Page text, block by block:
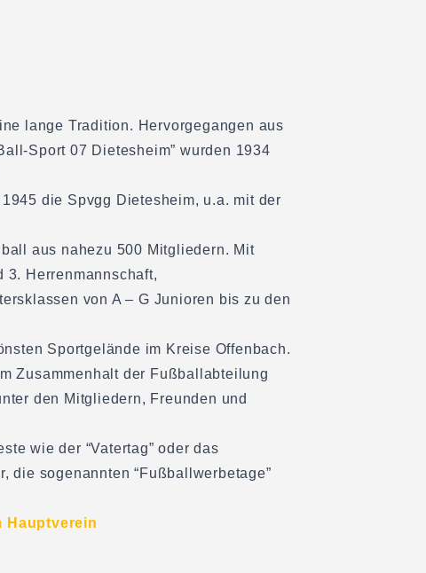
lange Tradition. Hervorgegangen aus
Sport 07 Dietesheim” wurden 1934
die Spvgg Dietesheim, u.a. mit der
aus nahezu 500 Mitgliedern. Mit
3. Herrenmannschaft,
von A – G Junioren bis zu den
Sportgelände im Kreise Offenbach.
Zusammenhalt der Fußballabteilung
den Mitgliedern, Freunden und
wie der “Vatertag” oder das
die sogenannten “Fußballwerbetage”
Hauptverein